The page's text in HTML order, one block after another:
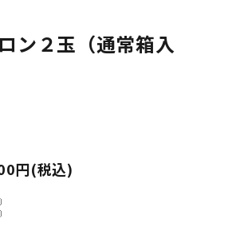
ン２玉（通常箱入
円(税込)